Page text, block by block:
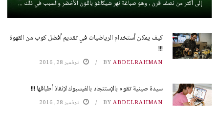
إلى أكثر من نصف قرن ، وهو صباغة نهر شيكاغو باللون الأخضر والسبب في ذلك ...
كيف يمكن أستخدام الرياضيات في تقديم أفضل كوب من القهوة
!!!
BY ABDELRAHMAN نوفمبر 28, 2016
سيدة صينية تقوم بالإستنجاد بالفيسبوك لإنقاذ أطباقها !!!
BY ABDELRAHMAN نوفمبر 28, 2016